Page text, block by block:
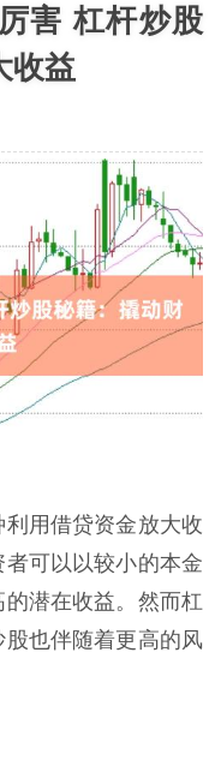
害 杠杆炒股
收益
用借贷资金放大收
可以以较小的本金
潜在收益。然而杠
也伴随着更高的风